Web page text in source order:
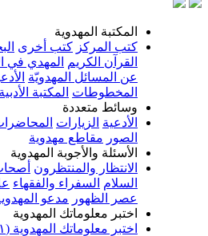
المكتبة المهدوية
كتب المركز كتب أخرى
القرآن الكريم
المهدي في
عن المسائل المهدويّة
المخطوطات المكتبة الأدبية
وسائط متعددة
الأدعية الزيارات
الصور مقاطع مهدوية
الأسئلة والأجوبة المهدوية
الانتظار والمنتظرون
السلام السفراء والفقهاء
عصر الظهور مدعو
اختبر معلوماتك المهدوية
اختبر معلوماتك المهدوية (١)